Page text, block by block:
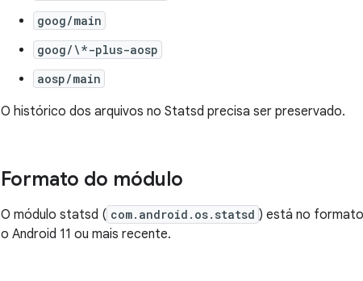
goog/main
goog/\*-plus-aosp
aosp/main
O histórico dos arquivos no Statsd precisa ser preservado.
Formato do módulo
O módulo statsd ( com.android.os.statsd ) está no formato
o Android 11 ou mais recente.